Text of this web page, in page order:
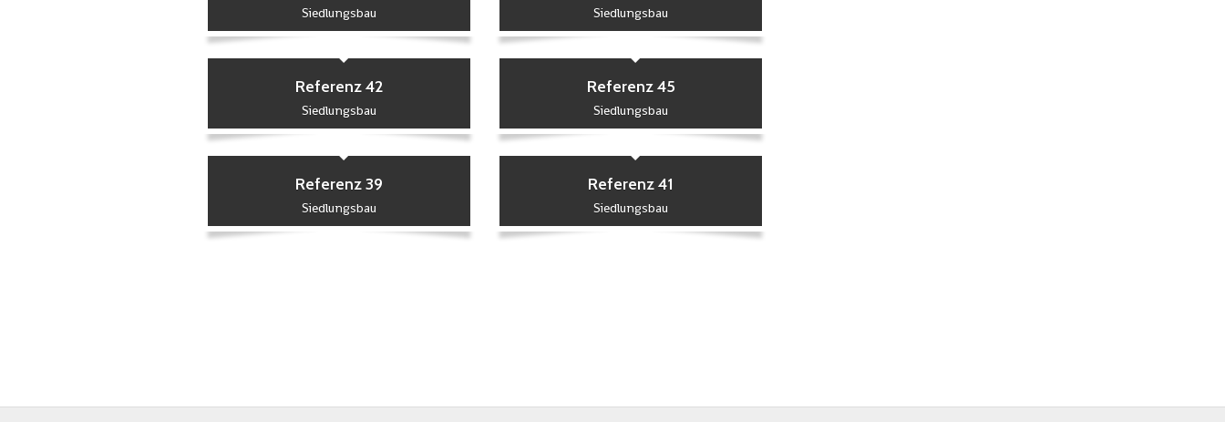
Siedlungsbau Siedlungsbau
Referenz 42
Siedlungsbau
Referenz 45
Siedlungsbau
Referenz 39
Siedlungsbau
Referenz 41
Siedlungsbau